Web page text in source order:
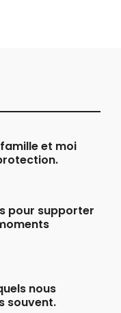
et moi
pour supporter
nous
souvent.